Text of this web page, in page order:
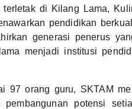
di Kilang Lama,
pendidikan
generasi penerus
menjadi institusi
97 orang guru, SKTAM
potensi